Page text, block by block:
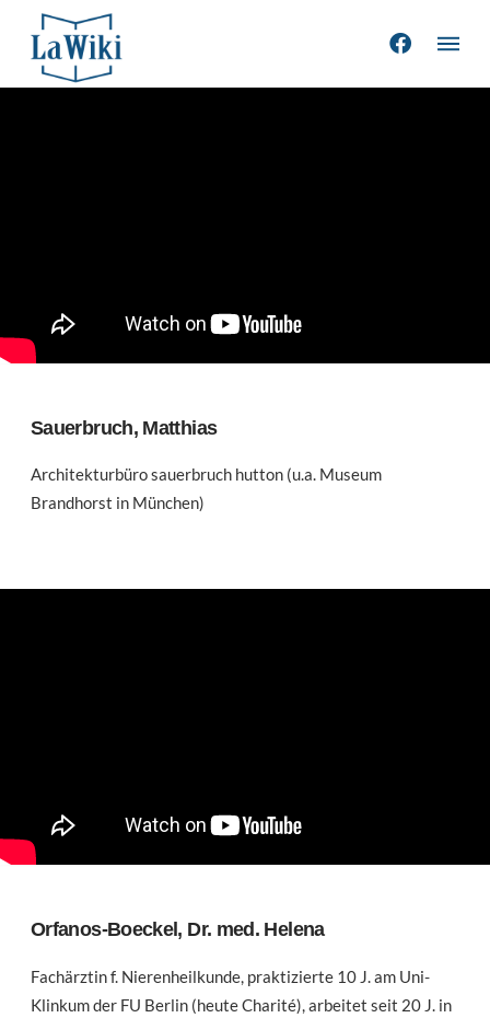
Sauerbruch, Matthias
Architekturbüro sauerbruch hutton (u.a. Museum
Brandhorst in München)
Orfanos-Boeckel, Dr. med. Helena
Fachärztin f. Nierenheilkunde, praktizierte 10 J. am Uni-
Klinkum der FU Berlin (heute Charité), arbeitet seit 20 J. in